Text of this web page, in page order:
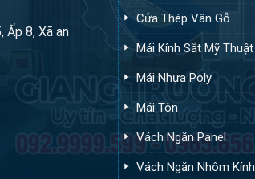
Ấp 8, Xã an
Cửa Thép Vân Gỗ
Mái Kính Sắt Mỹ Thuật
Mái Nhựa Poly
Mái Tôn
Vách Ngăn Panel
Vách Ngăn Nhôm Kính